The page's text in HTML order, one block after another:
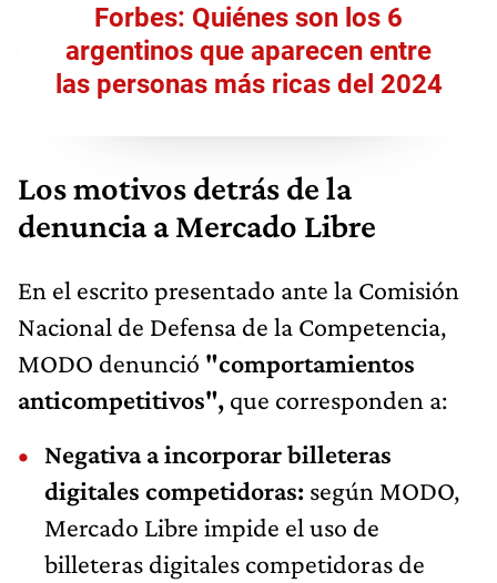
Forbes: Quiénes son los 6
argentinos que aparecen entre
las personas más ricas del 2024
Los motivos detrás de la
denuncia a Mercado Libre
En el escrito presentado ante la Comisión
Nacional de Defensa de la Competencia,
MODO denunció "comportamientos
anticompetitivos", que corresponden a:
Negativa a incorporar billeteras
digitales competidoras: según MODO,
Mercado Libre impide el uso de
billeteras digitales competidoras de